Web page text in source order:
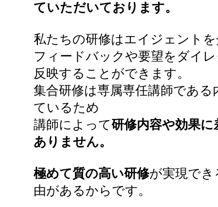
ていただいております。
私たちの研修はエイジェント
フィードバックや要望をダイ
反映することができます。
集合研修は専属専任講師であ
ているため
講師によって研修内容や効果
ありません。
極めて質の高い研修が実現で
由があるからです。